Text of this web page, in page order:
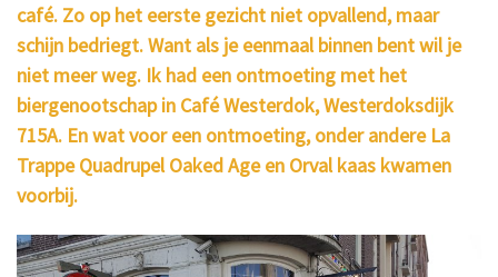
café. Zo op het eerste gezicht niet opvallend, maar
schijn bedriegt. Want als je eenmaal binnen bent wil je
niet meer weg. Ik had een ontmoeting met het
biergenootschap in Café Westerdok, Westerdoksdijk
715A. En wat voor een ontmoeting, onder andere La
Trappe Quadrupel Oaked Age en Orval kaas kwamen
voorbij.